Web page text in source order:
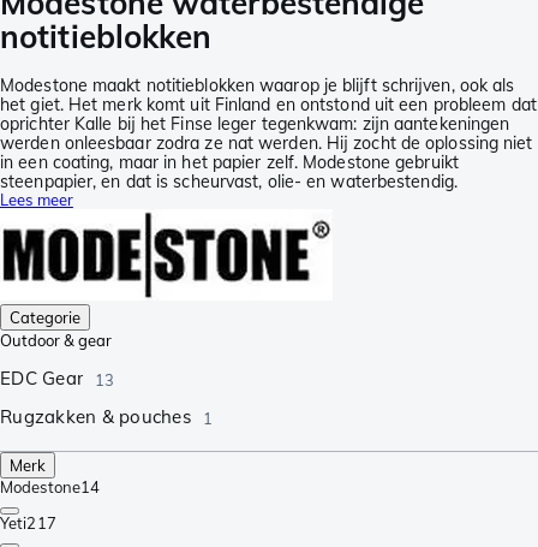
notitieblokken
Modestone maakt notitieblokken waarop je blijft schrijven, ook als
het giet. Het merk komt uit Finland en ontstond uit een probleem dat
oprichter Kalle bij het Finse leger tegenkwam: zijn aantekeningen
werden onleesbaar zodra ze nat werden. Hij zocht de oplossing niet
in een coating, maar in het papier zelf. Modestone gebruikt
steenpapier, en dat is scheurvast, olie- en waterbestendig.
Lees meer
Categorie
Outdoor & gear
EDC Gear 13
Rugzakken & pouches 1
Merk
Modestone14
Yeti217